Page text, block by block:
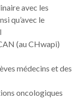
avec les
qu’avec le
(au CHwapi)
médecins et des
oncologiques